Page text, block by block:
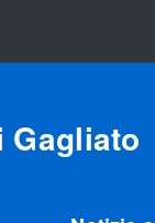
Gagliato